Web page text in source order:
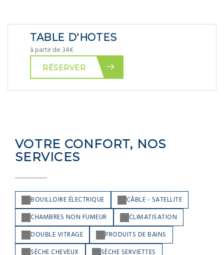
TABLE D'HOTES
à partir de 34€
RÉSERVER
VOTRE CONFORT, NOS
SERVICES
BOUILLOIRE ÉLECTRIQUE
CÂBLE - SATELLITE
CHAMBRES NON FUMEUR
CLIMATISATION
DOUBLE VITRAGE
PRODUITS DE BAINS
SÈCHE CHEVEUX
SÈCHE SERVIETTES